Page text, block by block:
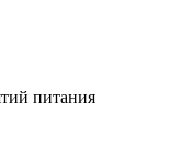
питания